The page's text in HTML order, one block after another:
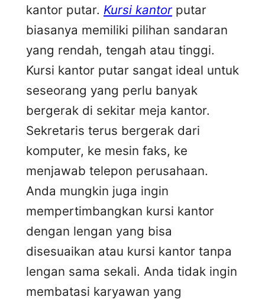
kantor putar. Kursi kantor putar
biasanya memiliki pilihan sandaran
yang rendah, tengah atau tinggi.
Kursi kantor putar sangat ideal untuk
seseorang yang perlu banyak
bergerak di sekitar meja kantor.
Sekretaris terus bergerak dari
komputer, ke mesin faks, ke
menjawab telepon perusahaan.
Anda mungkin juga ingin
mempertimbangkan kursi kantor
dengan lengan yang bisa
disesuaikan atau kursi kantor tanpa
lengan sama sekali. Anda tidak ingin
membatasi karyawan yang